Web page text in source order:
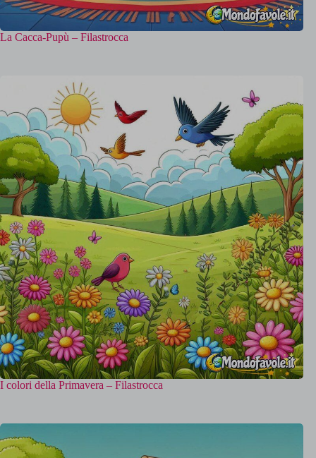
La Cacca-Pupù – Filastrocca
I colori della Primavera – Filastrocca